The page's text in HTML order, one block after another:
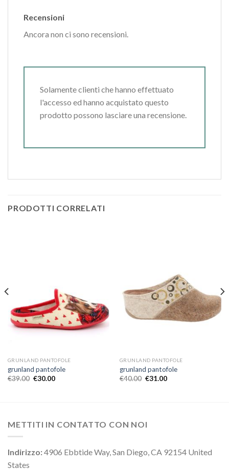
Recensioni
Ancora non ci sono recensioni.
Solamente clienti che hanno effettuato
l'accesso ed hanno acquistato questo
prodotto possono lasciare una recensione.
PRODOTTI CORRELATI
GRUNLAND PANTOFOLE
grunland pantofole
€39.00 €30.00
GRUNLAND PANTOFOLE
grunland pantofole
€40.00 €31.00
METTITI IN CONTATTO CON NOI
Indirizzo:4906 Ebbtide Way, San Diego, CA 92154 United
States